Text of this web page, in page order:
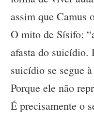
assim que Camus
O mito de Sísifo:
afasta do suicídio.
suicídio se segue
Porque ele não
É precisamente o